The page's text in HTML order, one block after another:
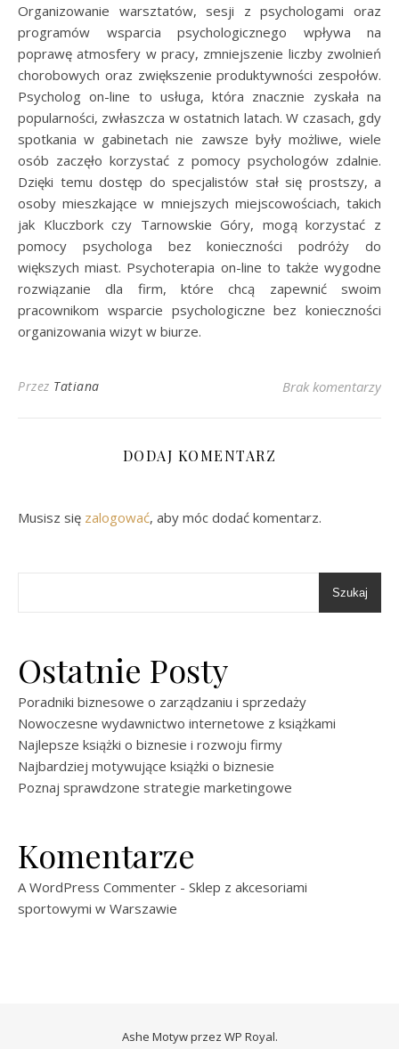
Organizowanie warsztatów, sesji z psychologami oraz
programów wsparcia psychologicznego wpływa na
poprawę atmosfery w pracy, zmniejszenie liczby zwolnień
chorobowych oraz zwiększenie produktywności zespołów.
Psycholog on-line to usługa, która znacznie zyskała na
popularności, zwłaszcza w ostatnich latach. W czasach, gdy
spotkania w gabinetach nie zawsze były możliwe, wiele
osób zaczęło korzystać z pomocy psychologów zdalnie.
Dzięki temu dostęp do specjalistów stał się prostszy, a
osoby mieszkające w mniejszych miejscowościach, takich
jak Kluczbork czy Tarnowskie Góry, mogą korzystać z
pomocy psychologa bez konieczności podróży do
większych miast. Psychoterapia on-line to także wygodne
rozwiązanie dla firm, które chcą zapewnić swoim
pracownikom wsparcie psychologiczne bez konieczności
organizowania wizyt w biurze.
Przez Tatiana Brak komentarzy
DODAJ KOMENTARZ
Musisz się zalogować, aby móc dodać komentarz.
Szukaj
Ostatnie Posty
Poradniki biznesowe o zarządzaniu i sprzedaży
Nowoczesne wydawnictwo internetowe z książkami
Najlepsze książki o biznesie i rozwoju firmy
Najbardziej motywujące książki o biznesie
Poznaj sprawdzone strategie marketingowe
Komentarze
A WordPress Commenter - Sklep z akcesoriami
sportowymi w Warszawie
Ashe Motyw przez WP Royal.